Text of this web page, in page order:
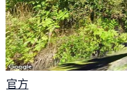
官方